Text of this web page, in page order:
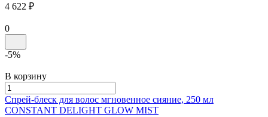
4 622 ₽
0
-5%
В корзину
Спрей-блеск для волос мгновенное сияние, 250 мл
CONSTANT DELIGHT GLOW MIST